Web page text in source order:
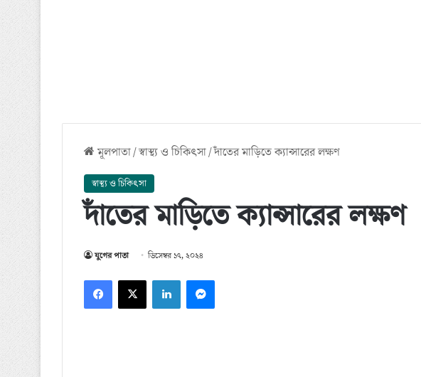
মূলপাতা/স্বাস্থ্য ও চিকিৎসা/দাঁতের মাড়িতে ক্যান্সারের লক্ষণ
স্বাস্থ্য ও চিকিৎসা
দাঁতের মাড়িতে ক্যান্সারের লক্ষণ
যুগের পাতা ডিসেম্বর ১৭, ২০২৪
Facebook
X LinkedInMessenger